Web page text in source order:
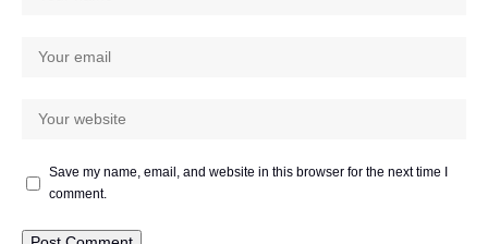
Save my name, email, and website in this browser for the next time I
comment.